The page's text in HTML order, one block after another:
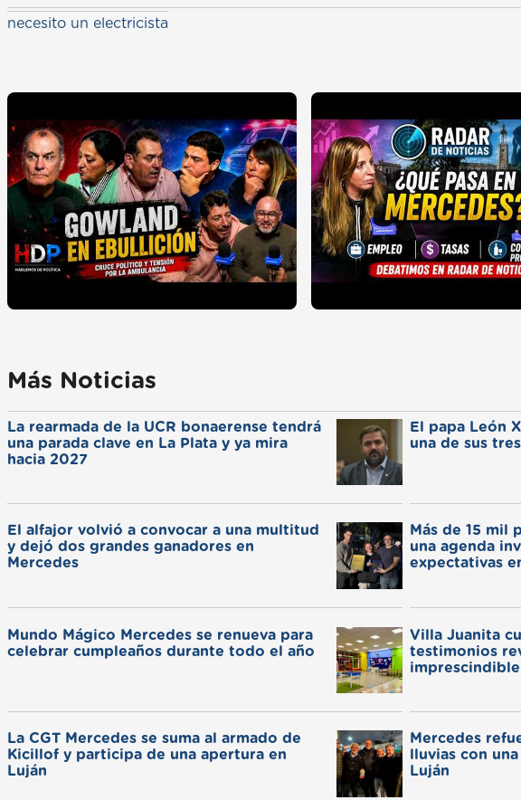
necesito un electricista
Más Noticias
La rearmada de la UCR bonaerense tendrá
una parada clave en La Plata y ya mira
hacia 2027
El papa León
una de sus
El alfajor volvió a convocar a una multitud
y dejó dos grandes ganadores en
Mercedes
Más de 15 mil
una agenda
expectativas
Mundo Mágico Mercedes se renueva para
celebrar cumpleaños durante todo el año
Villa Juanita
testimonios
imprescindible
La CGT Mercedes se suma al armado de
Kicillof y participa de una apertura en
Luján
Mercedes
lluvias con
Luján